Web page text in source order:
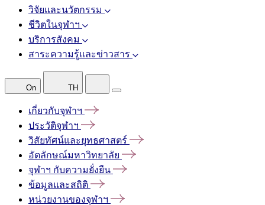
วิจัยและนวัตกรรม
ชีวิตในจุฬาฯ
บริการสังคม
สาระความรู้และข่าวสาร
On TH
เกี่ยวกับจุฬาฯ
ประวัติจุฬาฯ
วิสัยทัศน์และยุทธศาสตร์
อัตลักษณ์มหาวิทยาลัย
จุฬาฯ กับความยั่งยืน
ข้อมูลและสถิติ
หน่วยงานของจุฬาฯ